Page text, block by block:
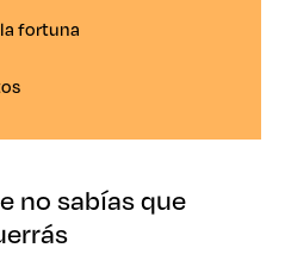
fortuna
no sabías que